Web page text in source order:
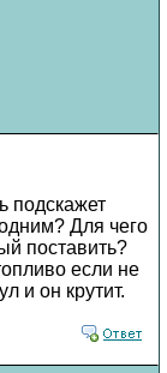
подскажет
Для чего
поставить?
если не
и он крутит.